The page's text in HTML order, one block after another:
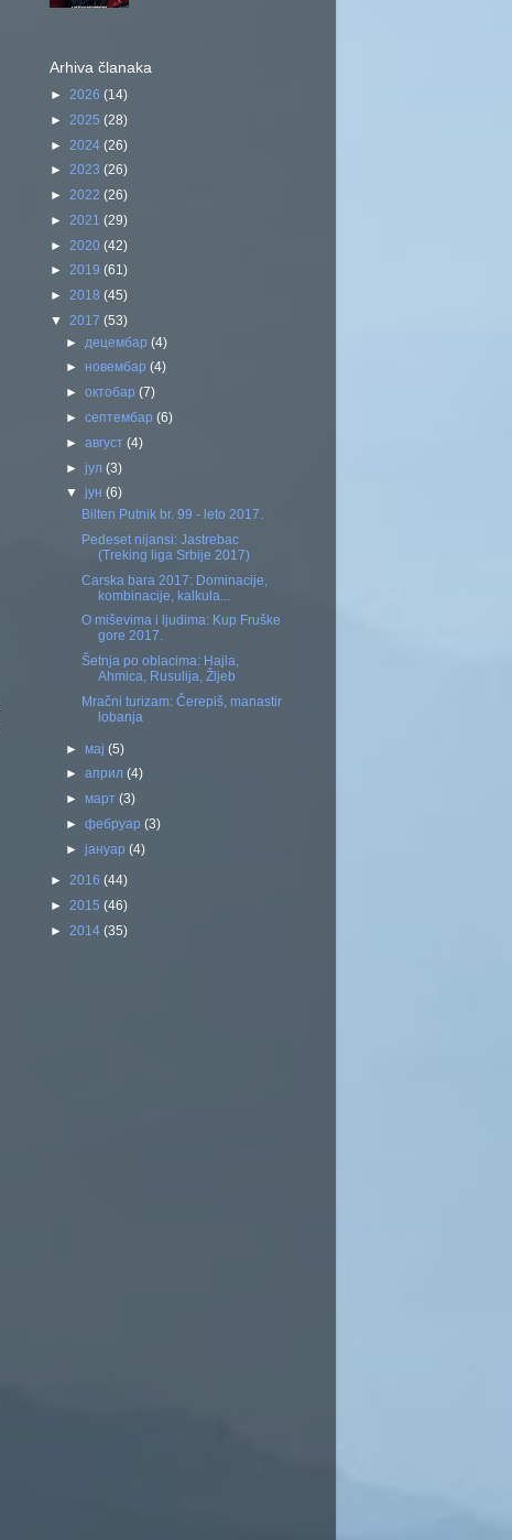
Arhiva članaka
► 2026 (14)
► 2025 (28)
► 2024 (26)
► 2023 (26)
► 2022 (26)
► 2021 (29)
► 2020 (42)
► 2019 (61)
► 2018 (45)
▼ 2017 (53)
► децембар(4)
► новембар(4)
►октобар(7)
►септембар(6)
►август(4)
►јул(3)
▼јун(6)
Bilten Putnik br. 99 - leto 2017.
Pedeset nijansi: Jastrebac
(Treking liga Srbije 2017)
Carska bara 2017: Dominacije,
kombinacije, kalkula...
O miševima i ljudima: Kup Fruške
gore 2017.
Šetnja po oblacima: Hajla,
Ahmica, Rusulija, Žljeb
Mračni turizam: Čerepiš, manastir
lobanja
► мај(5)
►април(4)
► март(3)
►фебруар(3)
►јануар(4)
► 2016 (44)
► 2015 (46)
► 2014 (35)